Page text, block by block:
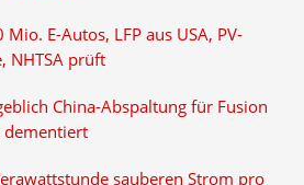
E-Autos, LFP aus USA, PV-
NHTSA prüft
China-Abspaltung für Fusion
dementiert
sauberen Strom pro